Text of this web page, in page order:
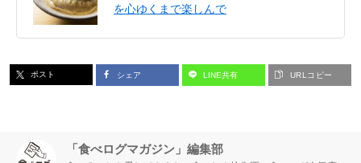
を心ゆくまで楽しんで
ポスト シェア LINE共有 URLコピー
「食べログマガジン」編集部